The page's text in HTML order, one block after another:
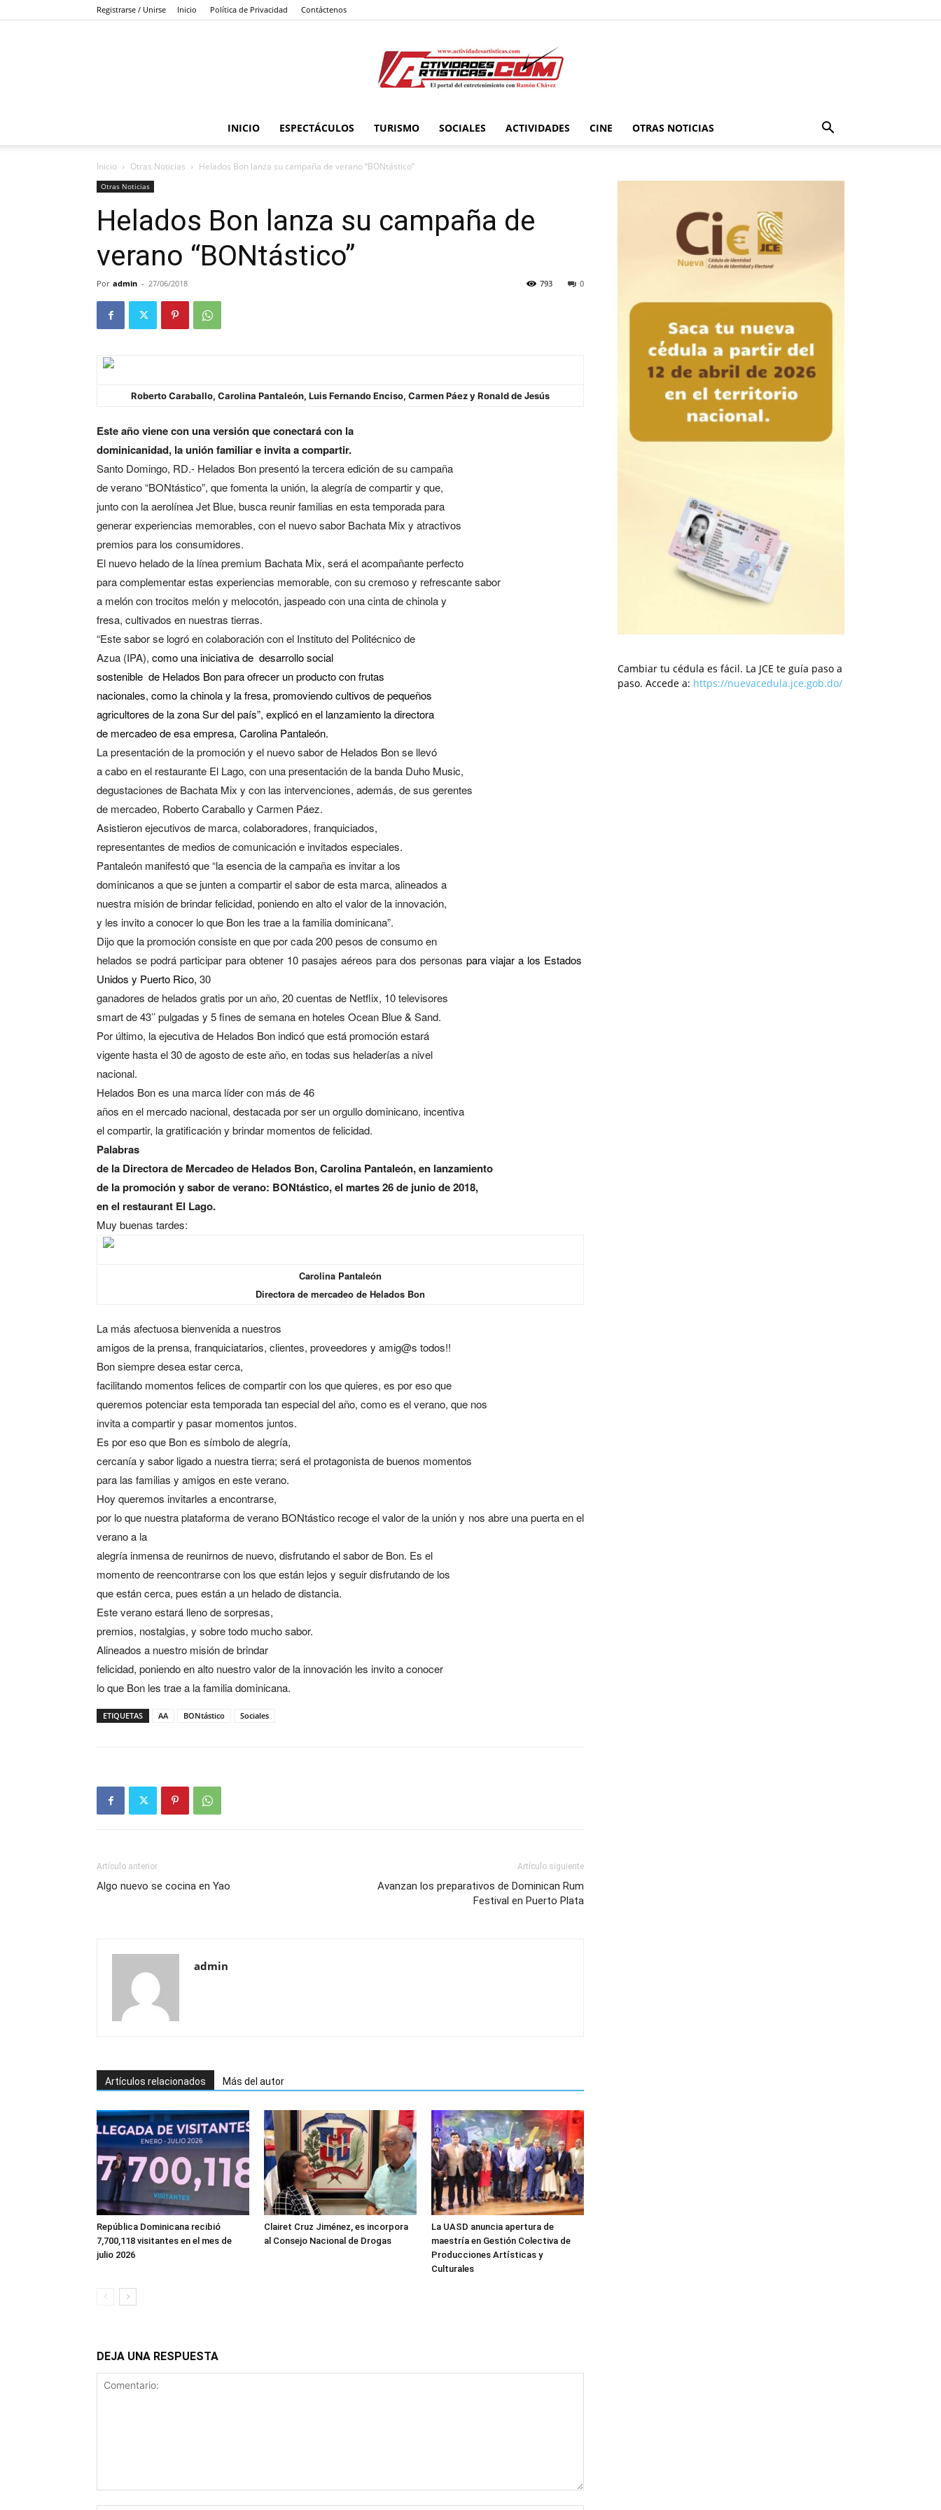
Registrarse / Unirse Inicio Política de Privacidad Contáctenos
Actividadesartisticas.com
INICIO ESPECTÁCULOS TURISMO SOCIALES ACTIVIDADES CINE OTRAS NOTICIAS
Inicio Otras Noticias Helados Bon lanza su campaña de verano “BONtástico”
Otras Noticias
Helados Bon lanza su campaña de
verano “BONtástico”
Por admin - 27/06/2018 0
793
Roberto Caraballo, Carolina Pantaleón, Luis Fernando Enciso, Carmen Páez y Ronald deJesús
Este año viene con una versión queconectará con la
dominicanidad, la unión familiar e invita a compartir.
Santo Domingo, RD.- Helados Bon presentó la tercera edición de su campaña
de verano “BONtástico”, que fomenta la unión, la alegría de compartir y que,
junto con la aerolínea Jet Blue, busca reunir familias en esta temporada para
generar experiencias memorables, con el nuevo sabor Bachata Mix y atractivos
premios para los consumidores.
El nuevo helado de la línea premium Bachata Mix, será el acompañante perfecto
para complementar estas experiencias memorable, con su cremoso y refrescante sabor
a melón con trocitos melón y melocotón, jaspeado con una cinta de chinola y
fresa, cultivados en nuestras tierras.
“Este sabor se logró en colaboración con el Instituto del Politécnico de
Azua (IPA), como una iniciativa de desarrollo social
sostenible de Helados Bon para ofrecer un producto con frutas
nacionales, como la chinola y la fresa, promoviendo cultivos de pequeños
agricultores de la zona Sur del país”, explicó en el lanzamiento la directora
de mercadeo de esa empresa, Carolina Pantaleón.
La presentación de la promoción y el nuevo sabor de Helados Bon se llevó
a cabo en el restaurante El Lago, con una presentación de la banda Duho Music,
degustaciones de Bachata Mix y con las intervenciones, además, de sus gerentes
de mercadeo, Roberto Caraballo y Carmen Páez.
Asistieron ejecutivos de marca, colaboradores, franquiciados,
representantes de medios de comunicación e invitados especiales.
Pantaleón manifestó que “la esencia de la campaña es invitar a los
dominicanos a que se junten a compartir el sabor de esta marca, alineados a
nuestra misión de brindar felicidad, poniendo en alto el valor de la innovación,
y les invito a conocer lo que Bon les trae a la familia dominicana”.
Dijo que la promoción consiste en que por cada 200 pesos de consumo en
helados se podrá participar para obtener 10 pasajes aéreos para dos personas para viajar a los Estados
Unidos y Puerto Rico, 30
ganadores de helados gratis por un año, 20 cuentas de Netflix, 10 televisores
smart de 43’’ pulgadas y 5 fines de semana en hoteles Ocean Blue & Sand.
Por último, la ejecutiva de Helados Bon indicó que está promoción estará
vigente hasta el 30 de agosto de este año, en todas sus heladerías a nivel
nacional.
Helados Bon es una marca líder con más de 46
años en el mercado nacional, destacada por ser un orgullo dominicano, incentiva
el compartir, la gratificación y brindar momentos de felicidad.
Palabras
de la Directora de Mercadeo de Helados Bon, Carolina Pantaleón, en lanzamiento
de la promoción y sabor de verano: BONtástico, el martes 26 de junio de 2018,
en el restaurant El Lago.
Muy buenas tardes:
Carolina Pantaleón
Directora de mercadeo de Helados Bon
La más afectuosa bienvenida a nuestros
amigos de la prensa, franquiciatarios, clientes, proveedores y amig@s todos!!
Bon siempre desea estar cerca,
facilitando momentos felices de compartir con los que quieres, es por eso que
queremos potenciar esta temporada tan especial del año, como es el verano, que nos
invita a compartir y pasar momentos juntos.
Es por eso que Bon es símbolo de alegría,
cercanía y sabor ligado a nuestra tierra; será el protagonista de buenos momentos
para las familias y amigos en este verano.
Hoy queremos invitarles a encontrarse,
por lo que nuestra plataforma de verano BONtásticorecoge el valor de la unión y nos abre una puerta en el
verano a la
alegría inmensa de reunirnos de nuevo, disfrutando el sabor de Bon. Es el
momento de reencontrarse con los que están lejos y seguir disfrutando de los
que están cerca, pues están a un helado de distancia.
Este verano estará lleno de sorpresas,
premios, nostalgias, y sobre todo mucho sabor.
Alineados a nuestro misión de brindar
felicidad, poniendo en alto nuestro valor de la innovación les invito a conocer
lo que Bon les trae a la familia dominicana.
ETIQUETAS AA BONtástico Sociales
Artículo anterior
Algo nuevo se cocina en Yao
Artículo siguiente
Avanzan los preparativos de Dominican Rum
Festival en Puerto Plata
admin
Artículos relacionados Más del autor
República Dominicana recibió
7,700,118 visitantes en el mes de
julio 2026
Clairet Cruz Jiménez, es incorpora
al Consejo Nacional de Drogas
La UASD anuncia apertura de
maestría en Gestión Colectiva de
Producciones Artísticas y
Culturales
DEJA UNA RESPUESTA
Cambiar tu cédula es fácil. La JCE te guía paso a
paso. Accede a: https://nuevacedula.jce.gob.do/